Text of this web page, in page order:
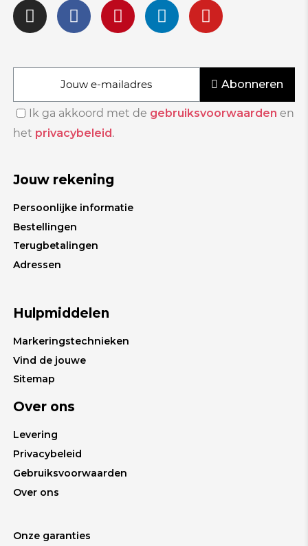
Abonneren
Ik ga akkoord met de gebruiksvoorwaarden en
het privacybeleid.
Jouw rekening
Persoonlijke informatie
Bestellingen
Terugbetalingen
Adressen
Hulpmiddelen
Markeringstechnieken
Vind de jouwe
Sitemap
Over ons
Levering
Privacybeleid
Gebruiksvoorwaarden
Over ons
Onze garanties